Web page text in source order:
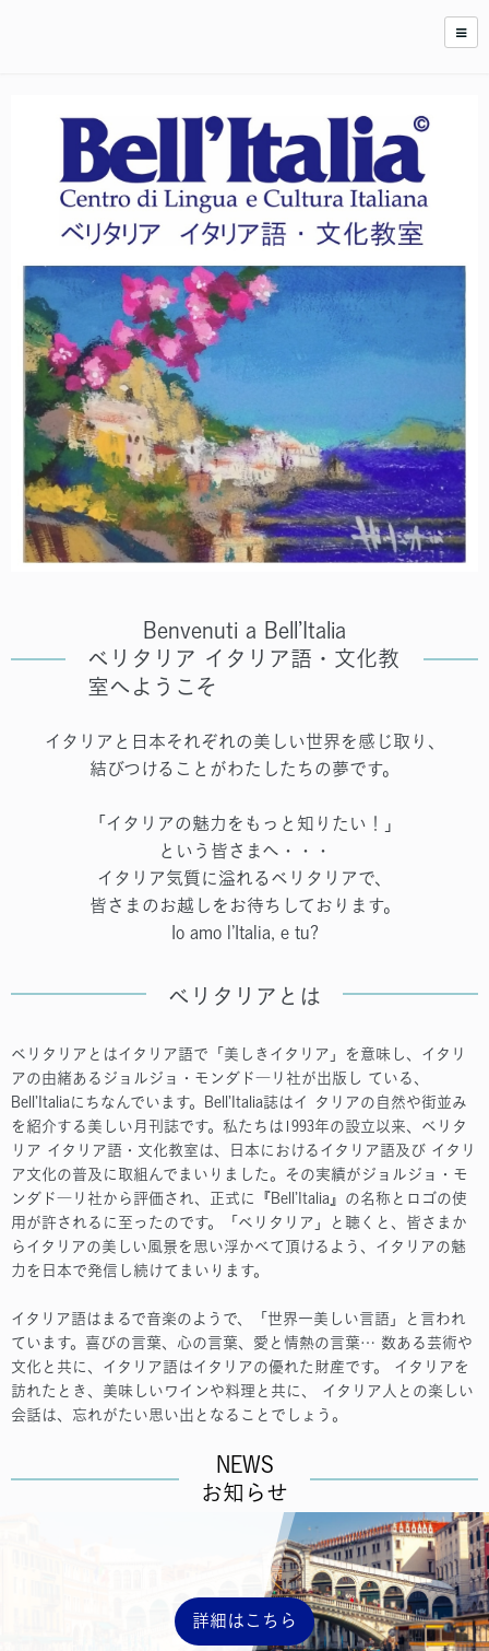
Benvenuti a Bell’Italia
ベリタリア イタリア語・文化教
室へようこそ
イタリアと日本それぞれの美しい世界を感じ取り、
結びつけることがわたしたちの夢です。
「イタリアの魅力をもっと知りたい！」
という皆さまへ・・・
イタリア気質に溢れるベリタリアで、
皆さまのお越しをお待ちしております。
Io amo l’Italia, e tu?
べリタリアとは
ベリタリアとはイタリア語で「美しきイタリア」を意味し、イタリ
アの由緒あるジョルジョ・モンダド―リ社が出版し ている、
Bell’Italiaにちなんでいます。Bell’Italia誌はイ タリアの自然や街並み
を紹介する美しい月刊誌です。私たちは1993年の設立以来、ベリタ
リア イタリア語・文化教室は、日本におけるイタリア語及び イタリ
ア文化の普及に取組んでまいりました。その実績がジョルジョ・モ
ンダド―リ社から評価され、正式に『Bell’Italia』の名称とロゴの使
用が許されるに至ったのです。「ベリタリア」と聴くと、皆さまか
らイタリアの美しい風景を思い浮かべて頂けるよう、イタリアの魅
力を日本で発信し続けてまいります。
イタリア語はまるで音楽のようで、「世界一美しい言語」と言われ
ています。喜びの言葉、心の言葉、愛と情熱の言葉… 数ある芸術や
文化と共に、イタリア語はイタリアの優れた財産です。 イタリアを
訪れたとき、美味しいワインや料理と共に、 イタリア人との楽しい
会話は、忘れがたい思い出となることでしょう。
NEWS
お知らせ
詳細はこちら